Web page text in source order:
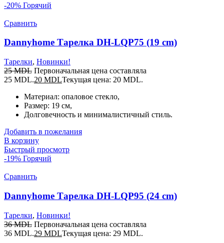
-20% Горячий
Сравнить
Dannyhome Тарелка DH-LQP75 (19 cm)
Тарелки, Новинки!
25MDL Первоначальная цена составляла
25 MDL.20 MDLТекущая цена: 20 MDL.
Материал: опаловое стекло,
Размер: 19 см,
Долговечность и минималистичный стиль.
Добавить в пожелания
В корзину
Быстрый просмотр
-19% Горячий
Сравнить
Dannyhome Тарелка DH-LQP95 (24 cm)
Тарелки, Новинки!
36MDL Первоначальная цена составляла
36 MDL.29 MDLТекущая цена: 29 MDL.